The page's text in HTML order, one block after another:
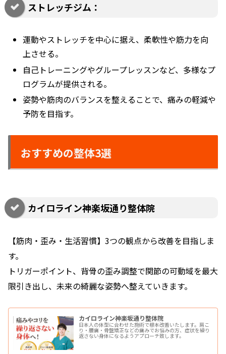
ストレッチジム：
運動やストレッチを中心に据え、柔軟性や筋力を向
上させる。
自己トレーニングやグループレッスンなど、多様なプ
ログラムが提供される。
姿勢や筋肉のバランスを整えることで、痛みの軽減や
予防を目指す。
おすすめの整体3選
カイロライン神楽坂通り整体院
【筋肉・歪み・生活習慣】3つの観点から改善を目指しま
す。
トリガーポイント、背骨の歪み調整で関節の可動域を最大
限引き出し、未来の綺麗な姿勢へ整えていきます。
カイロライン神楽坂通り整体院
日本人の体型に合わせた施術で根本改善いたします。肩こ
り・腰痛・骨盤矯正などの痛みでお悩みの方、症状を繰り
返さない身体になるようアプローチ致します。